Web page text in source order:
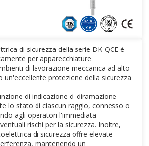
di sicurezza della serie DK-QCE è
per apparecchiature
di lavorazione meccanica ad alto
un'eccellente protezione della sicurezza
di indicazione di diramazione
lo stato di ciascun raggio, connesso o
agli operatori l'immediata
rischi per la sicurezza. Inoltre,
di sicurezza offre elevate
mantenendo un